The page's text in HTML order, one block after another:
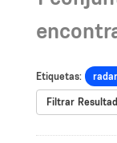
Etiquetas:
Filtrar